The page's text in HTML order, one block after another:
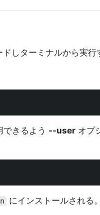
しターミナルから実行
きるよう --user オプ
にインストールされる。